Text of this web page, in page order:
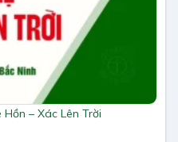
– Xác Lên Trời